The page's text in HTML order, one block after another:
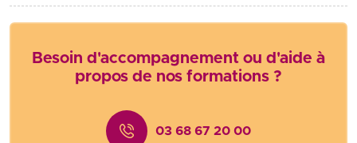
Besoin d'accompagnement ou d'aide à
propos de nos formations ?
03 68 67 20 00